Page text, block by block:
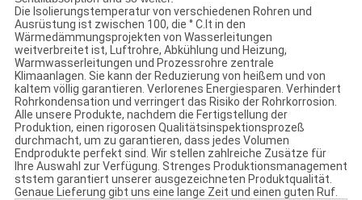
Die Isolierungstemperatur von verschiedenen Rohren und
Ausrüstung ist zwischen 100, die ° C.It in den
Wärmedämmungsprojekten von Wasserleitungen
weitverbreitet ist, Luftrohre, Abkühlung und Heizung,
Warmwasserleitungen und Prozessrohre zentrale
Klimaanlagen. Sie kann der Reduzierung von heißem und von
kaltem völlig garantieren. Verlorenes Energiesparen. Verhindert
Rohrkondensation und verringert das Risiko der Rohrkorrosion.
Alle unsere Produkte, nachdem die Fertigstellung der
Produktion, einen rigorosen Qualitätsinspektionsprozeß
durchmacht, um zu garantieren, dass jedes Volumen
Endprodukte perfekt sind. Wir stellen zahlreiche Zusätze für
Ihre Auswahl zur Verfügung. Strenges Produktionsmanagement
ststem garantiert unserer ausgezeichneten Produktqualität.
Genaue Lieferung gibt uns eine lange Zeit und einen guten Ruf.